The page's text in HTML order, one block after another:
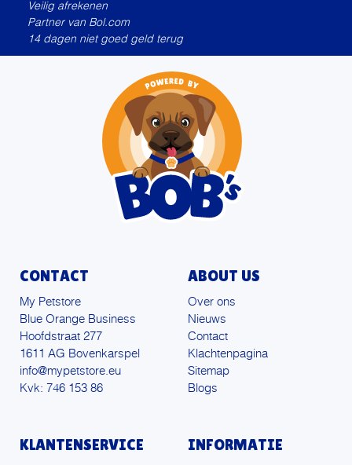
Veilig afrekenen
Partner van Bol.com
14 dagen niet goed geld terug
CONTACT
My Petstore
Blue Orange Business
Hoofdstraat 277
1611 AG Bovenkarspel
info@mypetstore.eu
Kvk: 746 153 86
ABOUT US
Over ons
Nieuws
Contact
Klachtenpagina
Sitemap
Blogs
KLANTENSERVICE INFORMATIE